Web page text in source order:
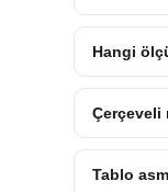
Hangi
Çerçeveli
Tablo